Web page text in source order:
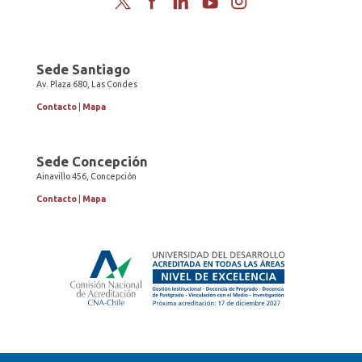
Sede Santiago
Av. Plaza 680, Las Condes
Contacto Mapa
Sede Concepción
Ainavillo 456, Concepción
Contacto Mapa